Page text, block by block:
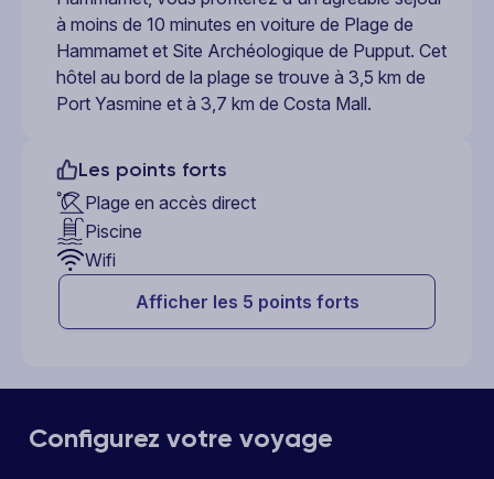
à moins de 10 minutes en voiture de Plage de
Hammamet et Site Archéologique de Pupput. Cet
hôtel au bord de la plage se trouve à 3,5 km de
Port Yasmine et à 3,7 km de Costa Mall.
Les points forts
Plage en accès direct
Piscine
Wifi
Afficher les 5 points forts
Configurez votre voyage